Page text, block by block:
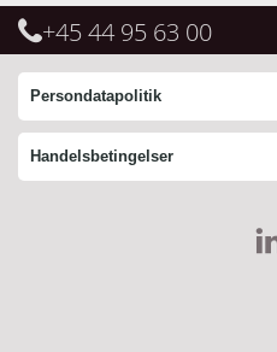
+45 44 95 63 00
Persondatapolitik
Handelsbetingelser